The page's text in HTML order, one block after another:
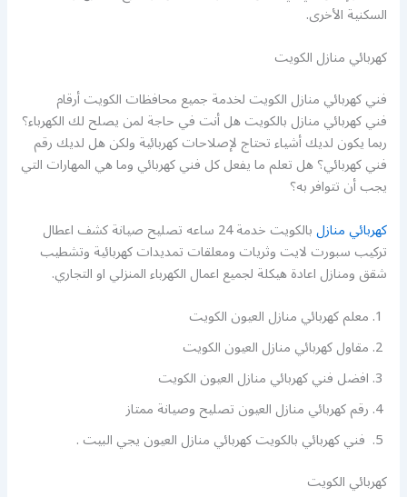
السكنية الأخرى.
كهربائي منازل الكويت
فني كهربائي منازل الكويت لخدمة جميع محافظات الكويت أرقام
فني كهربائي منازل بالكويت هل أنت في حاجة لمن يصلح لك الكهرباء؟
ربما يكون لديك أشياء تحتاج لإصلاحات كهربائية ولكن هل لديك رقم
فني كهربائي؟ هل تعلم ما يفعل كل فني كهربائي وما هي المهارات التي
يجب أن تتوافر به؟
كهربائي منازل
بالكويت خدمة 24 ساعه تصليح صيانة كشف اعطال
تركيب سبورت لايت وثريات ومعلقات تمديدات كهربائية وتشطيب
شقق ومنازل اعادة هيكلة لجميع اعمال الكهرباء المنزلي او التجاري.
معلم كهربائي منازل العيون الكويت
مقاول كهربائي منازل العيون الكويت
افضل فني كهربائي منازل العيون الكويت
رقم كهربائي منازل العيون تصليح وصيانة ممتاز
فني كهربائي بالكويت كهربائي منازل العيون يجي البيت .
كهربائي الكويت